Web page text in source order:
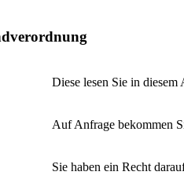
Diese lesen Sie in diesem
Auf Anfrage bekommen
Sie haben ein Recht